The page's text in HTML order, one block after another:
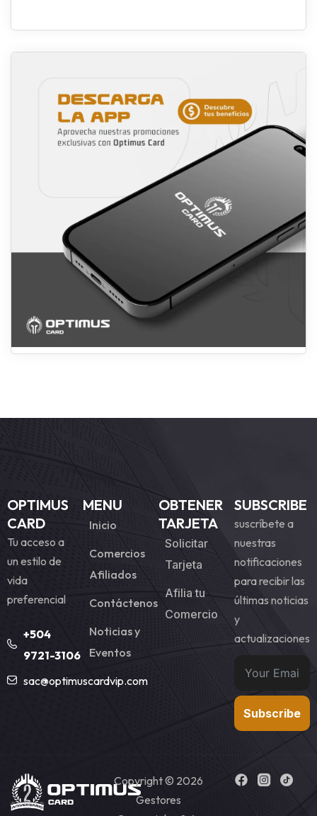
OPTIMUS
CARD
Tu acceso a
un estilo de
vida
preferencial
+504
9721-3106
sac@optimuscardvip.com
MENU
Inicio
Comercios
Afiliados
Contáctenos
Noticias y
Eventos
OBTENER
TARJETA
Solicitar
Tarjeta
Afilia tu
Comercio
SUBSCRIBE
suscríbete a
nuestras
notificaciones
para recibir las
últimas noticias
y
actualizaciones
Subscribe
Copyright © 2026
Gestores